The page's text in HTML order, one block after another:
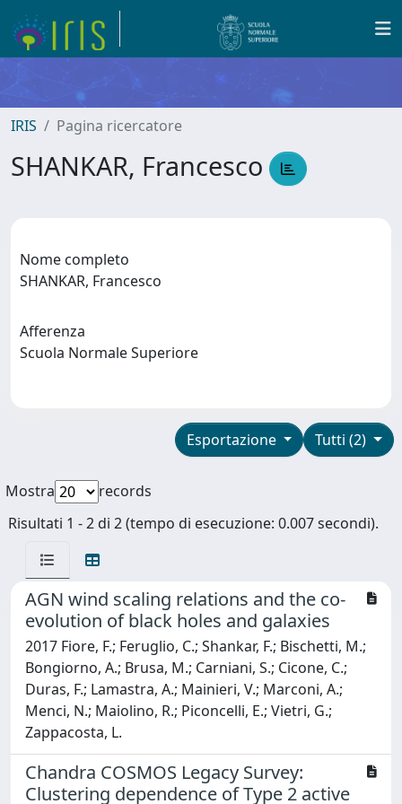
IRIS Pagina ricercatore
SHANKAR, Francesco
Nome completo
SHANKAR, Francesco
Afferenza
Scuola Normale Superiore
Tutti (2)
Esportazione
Mostra
records
Risultati 1 - 2 di 2 (tempo di esecuzione: 0.007 secondi).
AGN wind scaling relations and the co-
evolution of black holes and galaxies
2017 Fiore, F.; Feruglio, C.; Shankar, F.; Bischetti, M.;
Bongiorno, A.; Brusa, M.; Carniani, S.; Cicone, C.;
Duras, F.; Lamastra, A.; Mainieri, V.; Marconi, A.;
Menci, N.; Maiolino, R.; Piconcelli, E.; Vietri, G.;
Zappacosta, L.
Chandra COSMOS Legacy Survey:
Clustering dependence of Type 2 active